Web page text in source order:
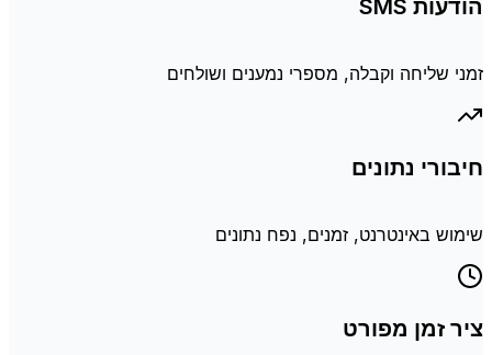
הודעות SMS
זמני שליחה וקבלה, מספרי נמענים ושולחים
חיבורי נתונים
שימוש באינטרנט, זמנים, נפח נתונים
ציר זמן מפורט